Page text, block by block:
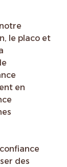
le placo et
en
des